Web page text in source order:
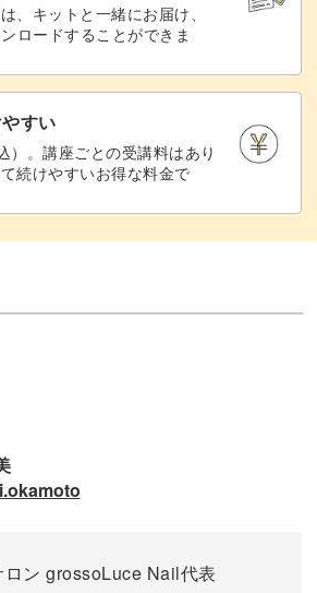
、キットと一緒にお届け、
ロードすることができま
すい
）。講座ごとの受講料はあり
続けやすいお得な料金で
ン grossoLuce Nail代表